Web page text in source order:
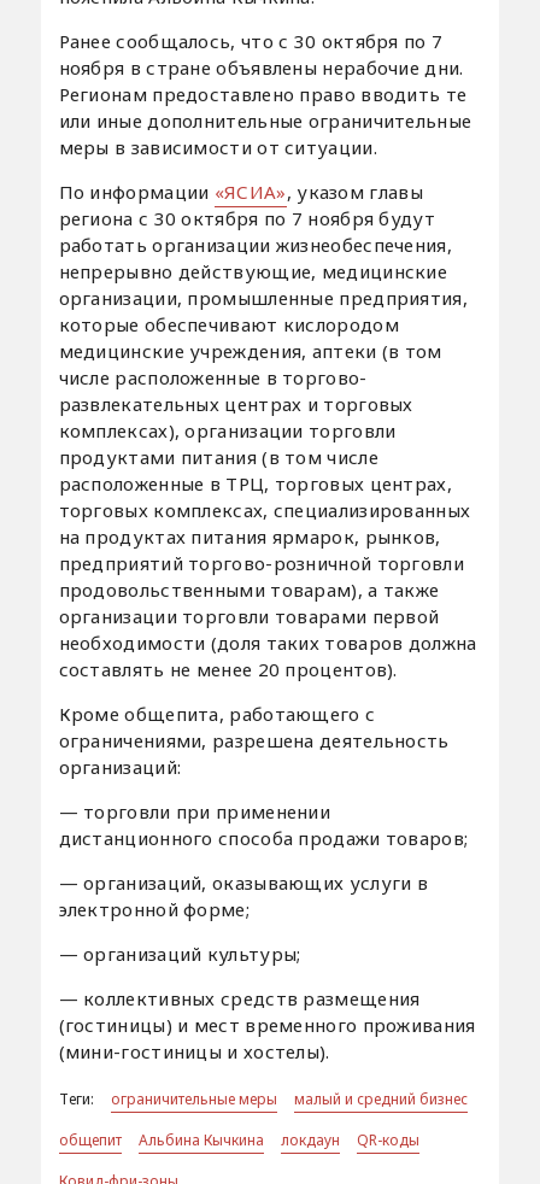
Ранее сообщалось, что с 30 октября по 7
ноября в стране объявлены нерабочие дни.
Регионам предоставлено право вводить те
или иные дополнительные ограничительные
меры в зависимости от ситуации.
По информации «ЯСИА», указом главы
региона с 30 октября по 7 ноября будут
работать организации жизнеобеспечения,
непрерывно действующие, медицинские
организации, промышленные предприятия,
которые обеспечивают кислородом
медицинские учреждения, аптеки (в том
числе расположенные в торгово-
развлекательных центрах и торговых
комплексах), организации торговли
продуктами питания (в том числе
расположенные в ТРЦ, торговых центрах,
торговых комплексах, специализированных
на продуктах питания ярмарок, рынков,
предприятий торгово-розничной торговли
продовольственными товарам), а также
организации торговли товарами первой
необходимости (доля таких товаров должна
составлять не менее 20 процентов).
Кроме общепита, работающего с
ограничениями, разрешена деятельность
организаций:
— торговли при применении
дистанционного способа продажи товаров;
— организаций, оказывающих услуги в
электронной форме;
— организаций культуры;
— коллективных средств размещения
(гостиницы) и мест временного проживания
(мини-гостиницы и хостелы).
Теги: ограничительные меры
малый и средний бизнес
общепит
Альбина Кычкина локдаун
QR-коды